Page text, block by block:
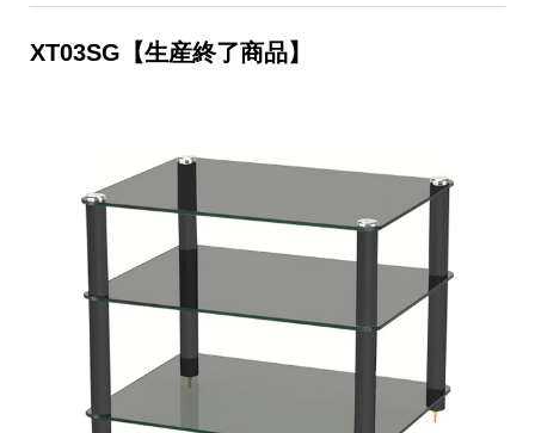
XT03SG【生産終了商品】